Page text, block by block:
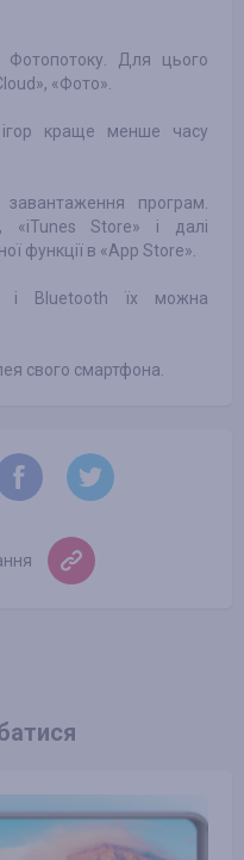
Для цього
«Фото».
краще менше часу
програм.
«iTunes Store» і далі
функції в «App Store».
і Bluetooth їх можна
свого смартфона.